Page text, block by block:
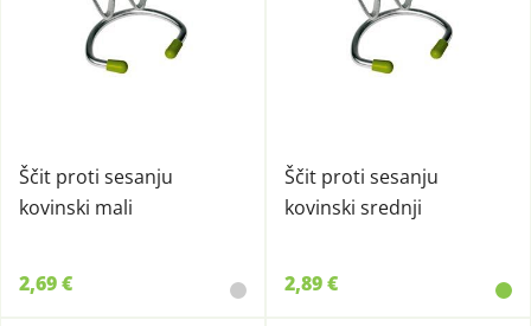
Ščit proti sesanju
kovinski mali
2,69 €
Ščit proti sesanju
kovinski srednji
2,89 €